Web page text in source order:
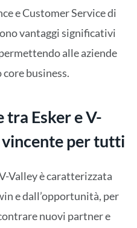
e Customer Service di
vantaggi significativi
alle aziende
business.
tra Esker e V-
vincente per tutti
Valley è caratterizzata
e dall’opportunità, per
nuovi partner e